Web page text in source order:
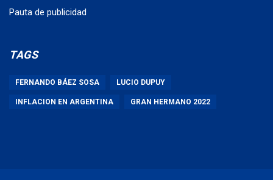
Pauta de publicidad
TAGS
FERNANDO BÁEZ SOSA LUCIO DUPUY
INFLACION EN ARGENTINA GRAN HERMANO 2022